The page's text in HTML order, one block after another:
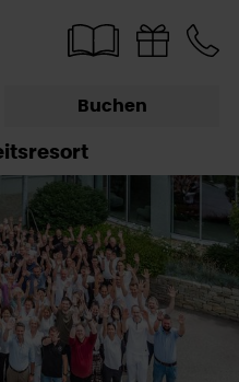
Buchen